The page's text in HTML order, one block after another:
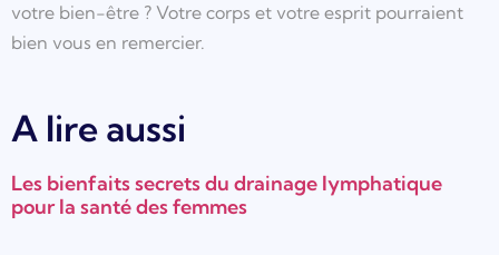
votre bien-être ? Votre corps et votre esprit pourraient
bien vous en remercier.
A lire aussi
Les bienfaits secrets du drainage lymphatique
pour la santé des femmes